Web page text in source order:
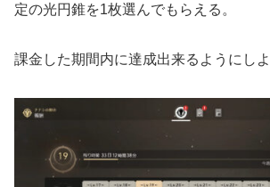
定の光円錐を1枚選んでもらえる。
課金した期間内に達成出来るようにしよ